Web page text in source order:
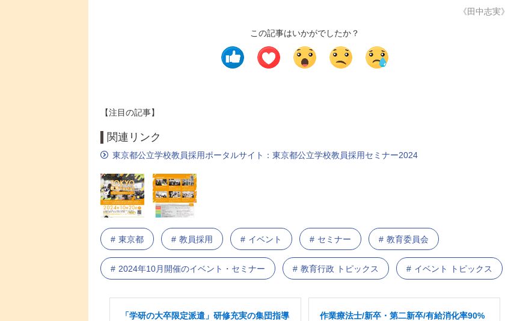
《田中志実》
この記事はいかがでしたか？
【注目の記事】
関連リンク
東京都公立学校教員採用ポータルサイト：東京都公立学校教員採用セミナー2024
東京都 教員採用 イベント セミナー 教育委員会
2024年10月開催のイベント・セミナー 教育行政 トピックス イベント トピックス
「学研の大卒限定派遣」研修充実の集団指導
作業療法士/新卒・第二新卒/有給消化率90%